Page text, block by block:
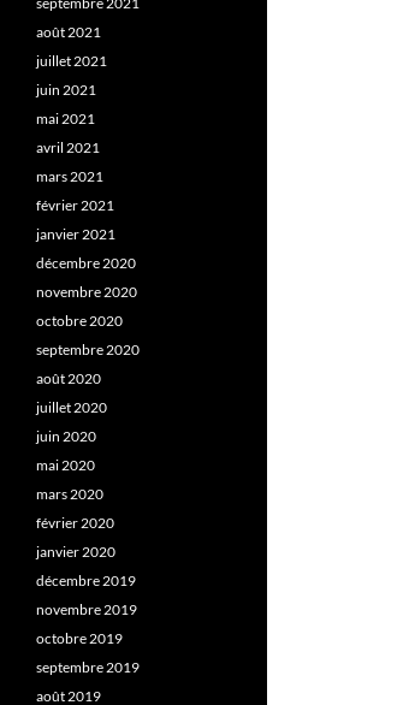
août 2021
juillet 2021
juin 2021
mai 2021
avril 2021
mars 2021
février 2021
janvier 2021
décembre 2020
novembre 2020
octobre 2020
septembre 2020
août 2020
juillet 2020
juin 2020
mai 2020
mars 2020
février 2020
janvier 2020
décembre 2019
novembre 2019
octobre 2019
septembre 2019
août 2019